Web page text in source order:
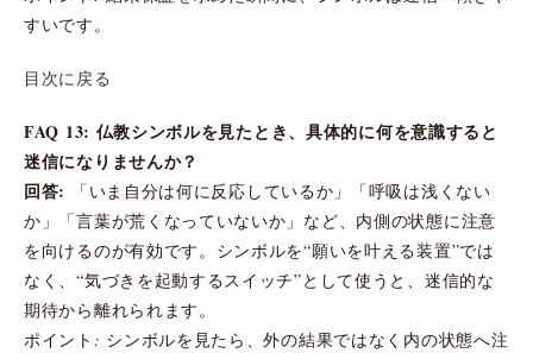
すいです。
目次に戻る
FAQ 13: 仏教シンボルを見たとき、具体的に何を意識すると
迷信になりませんか？
回答:
「いま自分は何に反応しているか」「呼吸は浅くない
か」「言葉が荒くなっていないか」など、内側の状態に注意
を向けるのが有効です。シンボルを“願いを叶える装置”では
なく、“気づきを起動するスイッチ”として使うと、迷信的な
期待から離れられます。
ポイント: シンボルを見たら、外の結果ではなく内の状態へ注